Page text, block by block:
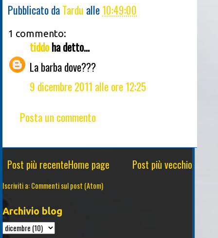
Pubblicato daTardu alle10:49:00
1 commento:
tiddoha detto...
La barba dove???
9 dicembre 2011 alle ore 12:25
Posta un commento
Post più recente Post più vecchio
Home page
Iscriviti a:Commenti sul post (Atom)
Archivio blog